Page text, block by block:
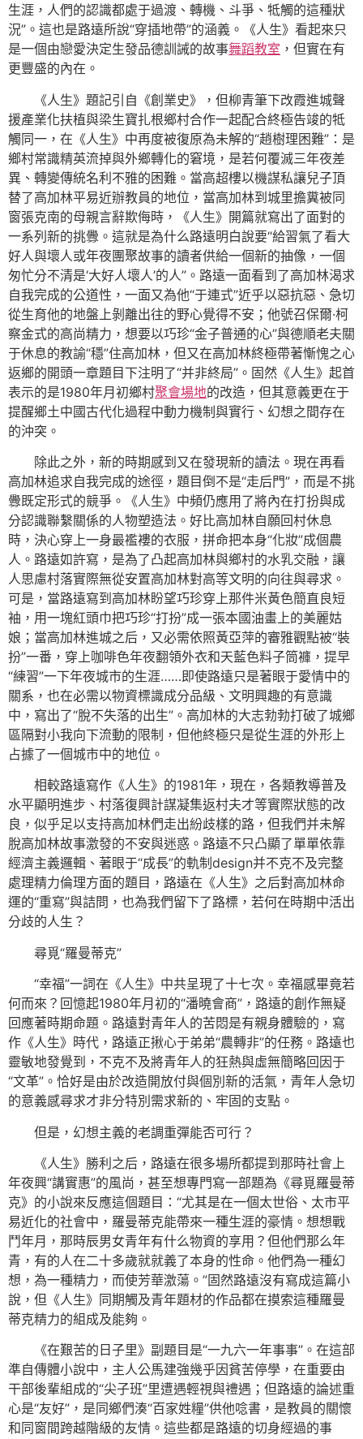
生涯，人們的認識都處于過渡、轉機、斗爭、牴觸的這種狀
況”。這也是路遠所說“穿插地帶”的涵義。《人生》看起來只
是一個由戀愛決定生發品德訓誡的故事舞蹈教室 ，但實在有
更豐盛的內在。
《人生》題記引自《創業史》，但柳青筆下改霞進城聲
援產業化扶植與梁生寶扎根鄉村合作一起配合終極告竣的牴
觸同一，在《人生》中再度被復原為未解的“趙樹理困難”：是
鄉村常識精英流掉與外鄉轉化的窘境，是若何覆滅三年夜差
異、轉變傳統名利不雅的困難。當高超樓以機謀私讓兒子頂
替了高加林平易近辦教員的地位，當高加林到城里擔糞被同
窗張克南的母親言辭欺侮時，《人生》開篇就寫出了面對的
一系列新的挑釁。這就是為什么路遠明白說要“給習氣了看大
好人與壞人或年夜團聚故事的讀者供給一個新的抽像，一個
匆忙分不清是‘大好人壞人’的人”。路遠一面看到了高加林渴求
自我完成的公道性，一面又為他“于連式”近乎以惡抗惡、急切
從生育他的地盤上剝離出往的野心覺得不安；他號召保爾·柯
察金式的高尚精力，想要以巧珍“金子普通的心”與德順老夫關
于休息的教諭“穩”住高加林，但又在高加林終極帶著慚愧之心
返鄉的開頭一章題目下注明了“并非終局”。固然《人生》起首
表示的是1980年月初鄉村聚會場地的改造，但其意義更在于
提醒鄉土中國古代化過程中動力機制與實行、幻想之間存在
的沖突。
除此之外，新的時期感到又在發現新的讀法。現在再看
高加林追求自我完成的途徑，題目倒不是“走后門”，而是不挑
釁既定形式的競爭。《人生》中頻仍應用了將內在打扮與成
分認識聯繫關係的人物塑造法。好比高加林自願回村休息
時，決心穿上一身最襤褸的衣服，拼命把本身“化妝”成個農
人。路遠如許寫，是為了凸起高加林與鄉村的水乳交融，讓
人思慮村落實際無從安置高加林對高等文明的向往與尋求。
可是，當路遠寫到高加林盼望巧珍穿上那件米黃色簡直良短
袖，用一塊紅頭巾把巧珍“打扮”成一張本國油畫上的美麗姑
娘；當高加林進城之后，又必需依照黃亞萍的審雅觀點被“裝
扮”一番，穿上咖啡色年夜翻領外衣和天藍色料子筒褲，提早
“練習”一下年夜城市的生涯……即使路遠只是著眼于愛情中的
關系，也在必需以物資標識成分品級、文明興趣的有意識
中，寫出了“脫不失落的出生”。高加林的大志勃勃打破了城鄉
區隔對小我向下流動的限制，但他終極只是從生涯的外形上
占據了一個城市中的地位。
相較路遠寫作《人生》的1981年，現在，各類教導普及
水平顯明進步、村落復興計謀凝集返村夫才等實際狀態的改
良，似乎足以支持高加林們走出紛歧樣的路，但我們并未解
脫高加林故事激發的不安與迷惑。路遠不只凸顯了單單依靠
經濟主義邏輯、著眼于“成長”的軌制design并不克不及完整
處理精力倫理方面的題目，路遠在《人生》之后對高加林命
運的“重寫”與詰問，也為我們留下了路標，若何在時期中活出
分歧的人生？
尋覓“羅曼蒂克”
“幸福”一詞在《人生》中共呈現了十七次。幸福感畢竟若
何而來？回憶起1980年月初的“潘曉會商”，路遠的創作無疑
回應著時期命題。路遠對青年人的苦悶是有親身體驗的，寫
作《人生》時代，路遠正揪心于弟弟“農轉非”的任務。路遠也
靈敏地發覺到，不克不及將青年人的狂熱與虛無簡略回因于
“文革”。恰好是由於改造開放付與個別新的活氣，青年人急切
的意義感尋求才非分特別需求新的、牢固的支點。
但是，幻想主義的老調重彈能否可行？
《人生》勝利之后，路遠在很多場所都提到那時社會上
年夜興“講實惠”的風尚，甚至想專門寫一部題為《尋覓羅曼蒂
克》的小說來反應這個題目：“尤其是在一個太世俗、太市平
易近化的社會中，羅曼蒂克能帶來一種生涯的豪情。想想戰
鬥年月，那時辰男女青年有什么物資的享用？但他們那么年
青，有的人在二十多歲就就義了本身的性命。他們為一種幻
想，為一種精力，而使芳華激蕩。”固然路遠沒有寫成這篇小
說，但《人生》同期觸及青年題材的作品都在摸索這種羅曼
蒂克精力的組成及能夠。
《在艱苦的日子里》副題目是“一九六一年事事”。在這部
準自傳體小說中，主人公馬建強幾乎因貧苦停學，在重要由
干部後輩組成的“尖子班”里遭遇輕視與禮遇；但路遠的論述重
心是“友好”，是同鄉們湊“百家姓糧”供他唸書，是教員的關懷
和同窗間跨越階級的友情。這些都是路遠的切身經過的事